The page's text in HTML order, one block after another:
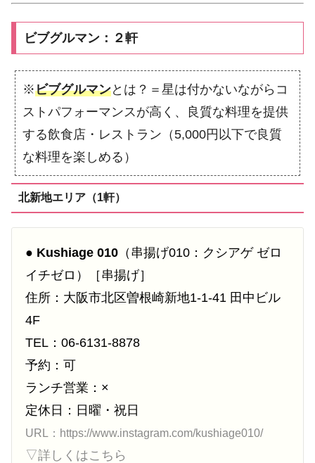
ビブグルマン：２軒
※ビブグルマンとは？＝星は付かないながらコ
ストパフォーマンスが高く、良質な料理を提供
する飲食店・レストラン（5,000円以下で良質
な料理を楽しめる）
北新地エリア（1軒）
● Kushiage 010 （串揚げ010：クシアゲ ゼロ
イチゼロ）［串揚げ］
住所：大阪市北区曽根崎新地1-1-41 田中ビル
4F
TEL：06-6131-8878
予約：可
ランチ営業：×
定休日：日曜・祝日
URL：https://www.instagram.com/kushiage010/
▽詳しくはこちら